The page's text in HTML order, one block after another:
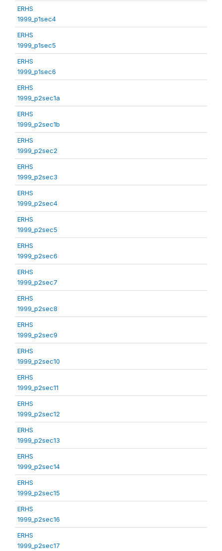
ERHS
1999_p1sec4
ERHS
1999_p1sec5
ERHS
1999_p1sec6
ERHS
1999_p2sec1a
ERHS
1999_p2sec1b
ERHS
1999_p2sec2
ERHS
1999_p2sec3
ERHS
1999_p2sec4
ERHS
1999_p2sec5
ERHS
1999_p2sec6
ERHS
1999_p2sec7
ERHS
1999_p2sec8
ERHS
1999_p2sec9
ERHS
1999_p2sec10
ERHS
1999_p2sec11
ERHS
1999_p2sec12
ERHS
1999_p2sec13
ERHS
1999_p2sec14
ERHS
1999_p2sec15
ERHS
1999_p2sec16
ERHS
1999_p2sec17